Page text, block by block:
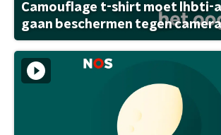
Camouflage t-shirt moet lhbti-
gaan beschermen tegen